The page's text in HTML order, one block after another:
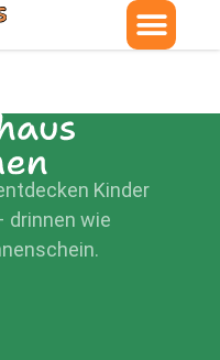
Kinder
drinnen wie